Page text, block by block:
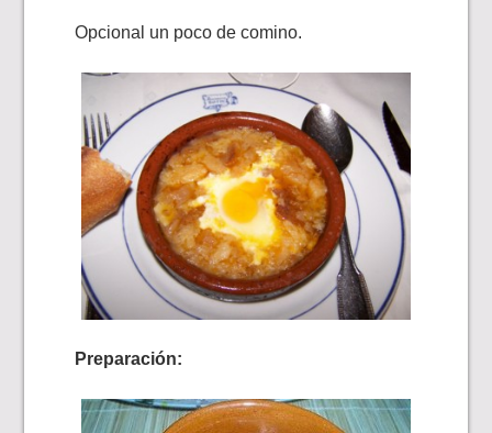
Opcional un poco de comino.
Preparación: